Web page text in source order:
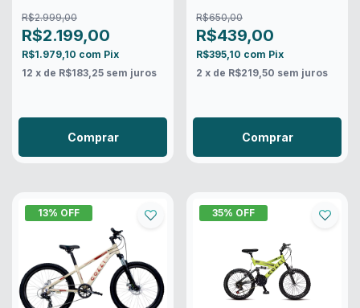
R$2.999,00
R$2.199,00
R$1.979,10 com Pix
12 x de R$183,25 sem juros
Comprar
R$650,00
R$439,00
R$395,10 com Pix
2 x de R$219,50 sem juros
Comprar
13% OFF 35% OFF